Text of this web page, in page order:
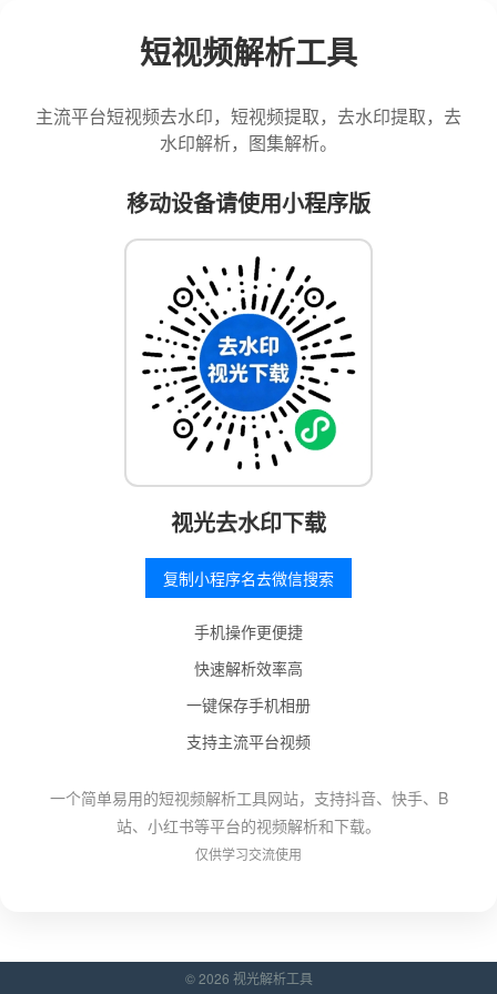
短视频解析工具
主流平台短视频去水印，短视频提取，去水印提取，去
水印解析，图集解析。
移动设备请使用小程序版
视光去水印下载
复制小程序名去微信搜索
手机操作更便捷
快速解析效率高
一键保存手机相册
支持主流平台视频
一个简单易用的短视频解析工具网站，支持抖音、快手、B
站、小红书等平台的视频解析和下载。
仅供学习交流使用
© 2026 视光解析工具